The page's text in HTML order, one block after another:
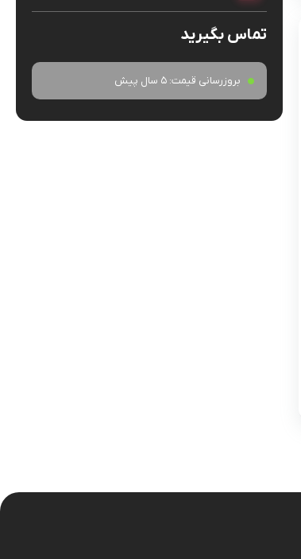
تماس بگیرید
بروزرسانی قیمت:5 سال پیش